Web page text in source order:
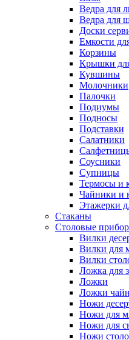
Ведра для
Ведра для
Доски
Емкости
Корзины
Крышки
Кувшины
Молочники
Палочки
Подиумы
Подносы
Подставки
Салатники
Соусники
Супницы
Термосы и
Чайники и
Этажерки
Стаканы
Столовые
Вилки
Вилки для
Вилки
Ложка для
Ложки
Ложки
Ножи
Ножи для
Ножи для
Ножи